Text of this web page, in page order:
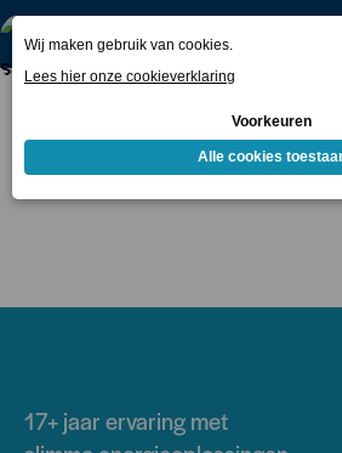
17+ jaarervaring met